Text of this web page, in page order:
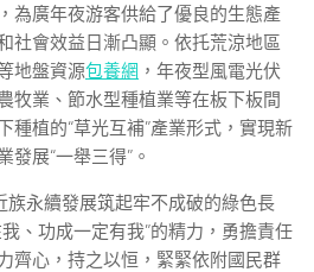
為廣年夜游客供給了優良的生態產
社會效益日漸凸顯。依托荒涼地區
地盤資源包養網 ，年夜型風電光伏
牧業、節水型種植業等在板下板間
種植的“草光互補”產業形式，實現新
展“一舉三得”。
族永續發展筑起牢不成破的綠色長
、功成一定有我”的精力，勇擔責任
齊心，持之以恒，緊緊依附國民群